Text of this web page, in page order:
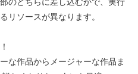
リソースが異なります。
な作品からメージャーな作品ま